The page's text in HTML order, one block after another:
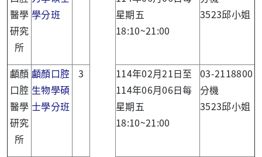
醫學
研究
所
學分班
星期五
18:10~21:00
3523邱小姐
顱顏
口腔
醫學
研究
所
顱顏口腔
生物學碩
士學分班
3
114年02月21日至
114年06月06日每
星期五
18:10~21:00
03-2118800
分機
3523邱小姐